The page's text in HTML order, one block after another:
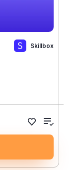
Skillbox